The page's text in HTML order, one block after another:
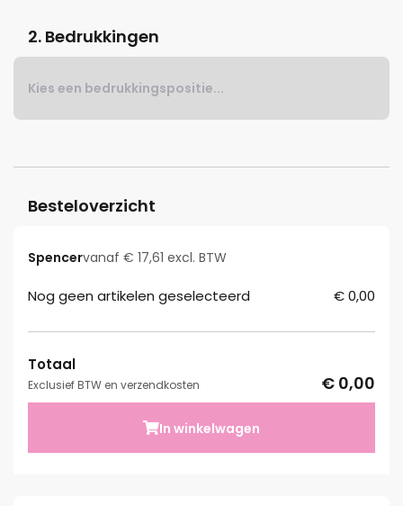
2. Bedrukkingen
Kies een bedrukkingspositie...
Besteloverzicht
Spencervanaf € 17,61 excl. BTW
Nog geen artikelen geselecteerd € 0,00
Totaal
Exclusief BTW en verzendkosten € 0,00
In winkelwagen